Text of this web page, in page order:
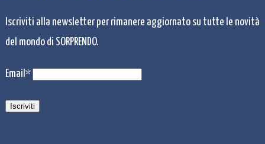
Iscriviti alla newsletter per rimanere aggiornato su tutte le novità
del mondo di SORPRENDO.
Email*